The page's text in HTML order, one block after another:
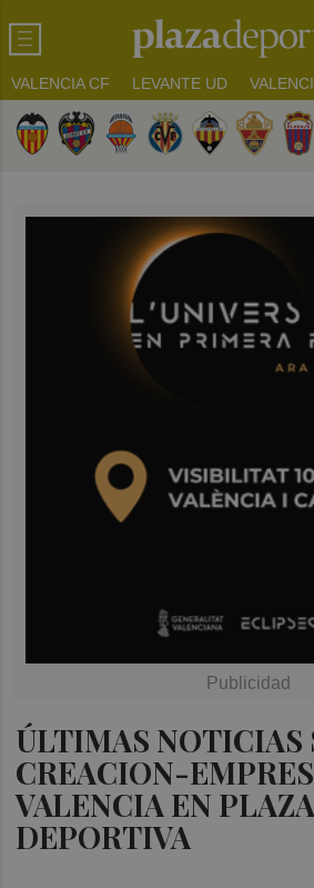
VALENCIA CF LEVANTE UD
ÚLTIMAS NOTICIAS
CREACION-
VALENCIA EN PLAZA
DEPORTIVA